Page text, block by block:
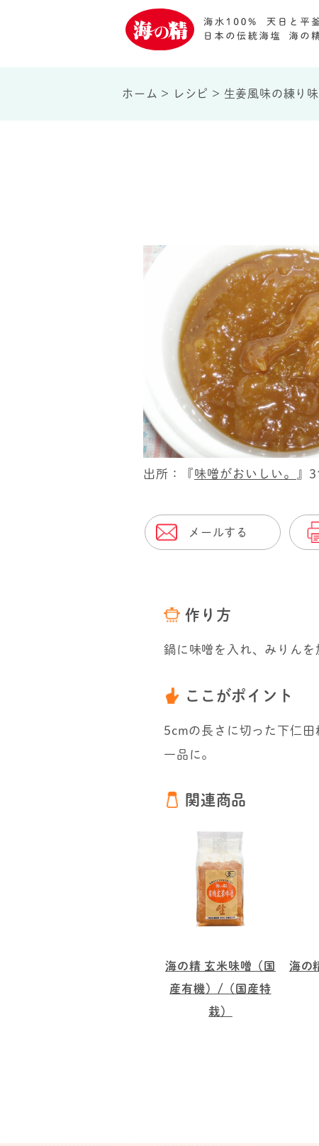
ホーム > レシピ > 生姜風味の練り
出所：『味噌がおいしい。 』
メールする
作り方
鍋に味噌を入れ、みりん
ここがポイント
5cmの長さに切った下仁
一品に。
関連商品
海の精 玄米味噌（国
産有機）/（国産特
栽）
海の